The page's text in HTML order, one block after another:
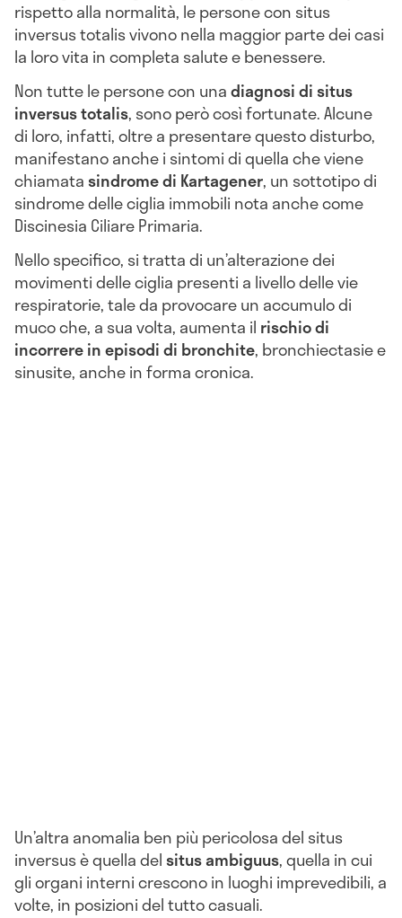
rispetto alla normalità, le persone con situs
inversus totalis vivono nella maggior parte dei casi
la loro vita in completa salute e benessere.
Non tutte le persone con unadiagnosi di situs
inversus totalis, sono però così fortunate. Alcune
di loro, infatti, oltre a presentare questo disturbo,
manifestano anche i sintomi di quella che viene
chiamatasindrome di Kartagener, un sottotipo di
sindrome delle ciglia immobili nota anche come
Discinesia Ciliare Primaria.
Nello specifico, si tratta di un’alterazione dei
movimenti delle ciglia presenti a livello delle vie
respiratorie, tale da provocare un accumulo di
muco che, a sua volta, aumenta il rischio di
incorrere in episodi di bronchite, bronchiectasie e
sinusite, anche in forma cronica.
Un’altra anomalia ben più pericolosa del situs
inversus è quella delsitus ambiguus, quella in cui
gli organi interni crescono in luoghi imprevedibili, a
volte, in posizioni del tutto casuali.